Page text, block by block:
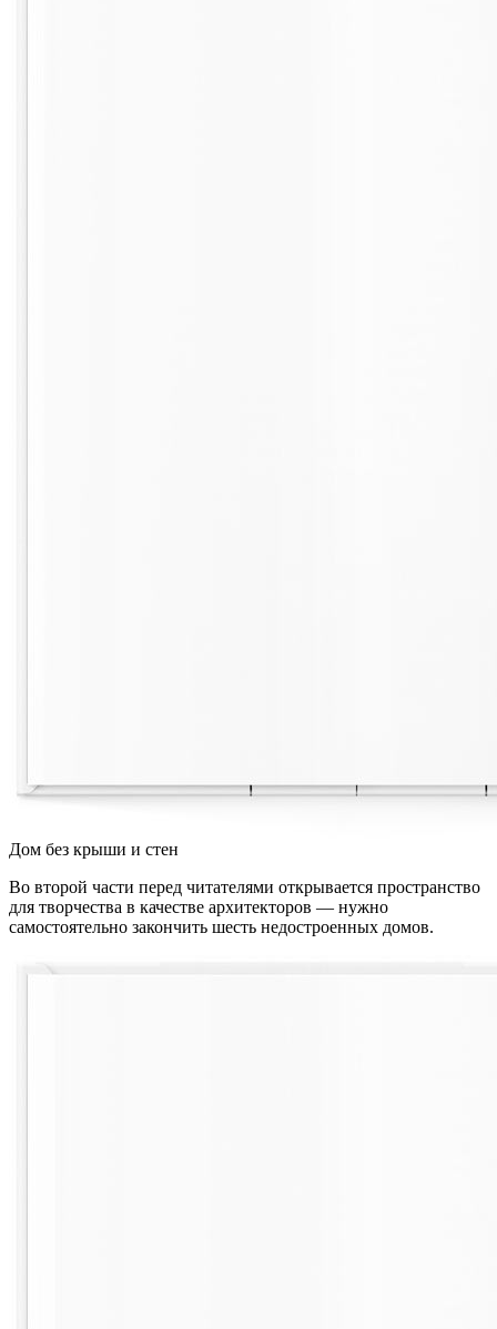
Дом без крыши и стен
Во второй части перед читателями открывается пространство
для творчества в качестве архитекторов — нужно
самостоятельно закончить шесть недостроенных домов.